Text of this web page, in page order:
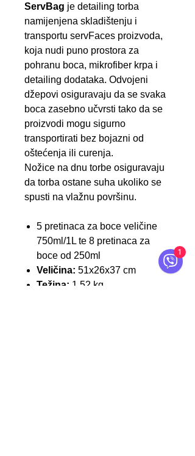
ServBag je detailing torba
namijenjena skladištenju i
transportu servFaces proizvoda,
koja nudi puno prostora za
pohranu boca, mikrofiber krpa i
detailing dodataka. Odvojeni
džepovi osiguravaju da se svaka
boca zasebno učvrsti tako da se
proizvodi mogu sigurno
transportirati bez bojazni od
oštećenja ili curenja.
Nožice na dnu torbe osiguravaju
da torba ostane suha ukoliko se
spusti na vlažnu površinu.
5 pretinaca za boce veličine
750ml/1L te 8 pretinaca za
boce od 250ml
Veličina: 51x26x37 cm
Težina: 1,52 kg
1